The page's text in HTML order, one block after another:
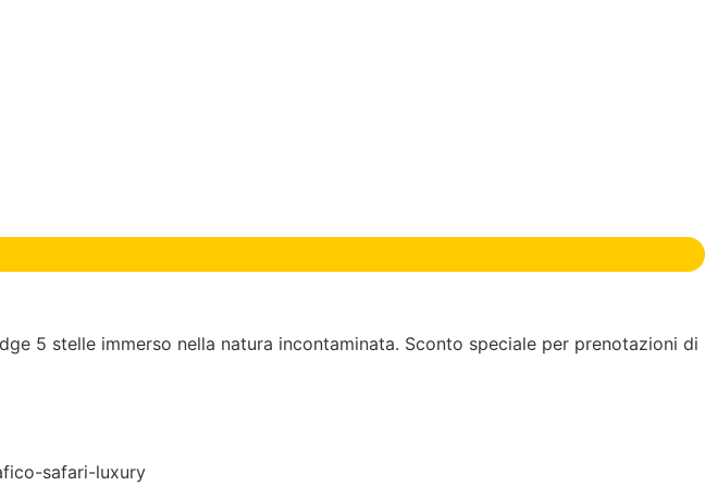
5 stelle immerso nella natura incontaminata. Sconto speciale per prenotazioni di